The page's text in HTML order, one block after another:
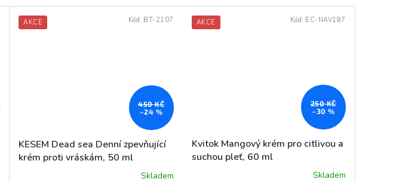
AKCE
450 KČ
–24 %
KESEM Dead sea Denní zpevňující
krém proti vráskám, 50 ml
Skladem
Kód: BT-2107 AKCE
250 KČ
–30 %
Kvitok Mangový krém pro citlivou a
suchou pleť, 60 ml
Skladem
Kód: EC-NAV187